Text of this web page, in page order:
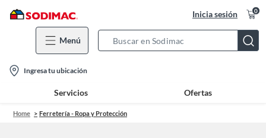
Inicia sesión 0
Menú
Bar
location-
icon
Ingresa tu ubicación
Servicios Ofertas
Home Ferretería - Ropa y Protección